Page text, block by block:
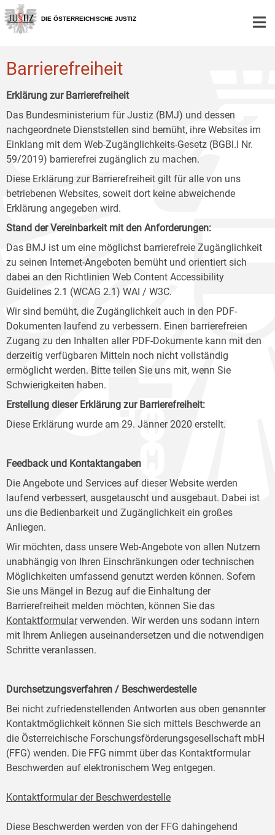
Zur
Hauptnavigation
[1]
Zum
Inhalt
[2]
Zum
Untermenü
[3]
DIE ÖSTERREICHISCHE JUSTIZ
Barrierefreiheit
Erklärung zur Barrierefreiheit
Das Bundesministerium für Justiz (BMJ) und dessen
nachgeordnete Dienststellen sind bemüht, ihre Websites im
Einklang mit dem Web-Zugänglichkeits-Gesetz (BGBl.I Nr.
59/2019) barrierefrei zugänglich zu machen.
Diese Erklärung zur Barrierefreiheit gilt für alle von uns
betriebenen Websites, soweit dort keine abweichende
Erklärung angegeben wird.
Stand der Vereinbarkeit mit den Anforderungen:
Das BMJ ist um eine möglichst barrierefreie Zugänglichkeit
zu seinen Internet-Angeboten bemüht und orientiert sich
dabei an den Richtlinien Web Content Accessibility
Guidelines 2.1 (WCAG 2.1) WAI / W3C.
Wir sind bemüht, die Zugänglichkeit auch in den PDF-
Dokumenten laufend zu verbessern. Einen barrierefreien
Zugang zu den Inhalten aller PDF-Dokumente kann mit den
derzeitig verfügbaren Mitteln noch nicht vollständig
ermöglicht werden. Bitte teilen Sie uns mit, wenn Sie
Schwierigkeiten haben.
Erstellung dieser Erklärung zur Barrierefreiheit:
Diese Erklärung wurde am 29. Jänner 2020 erstellt.
Feedback und Kontaktangaben
Die Angebote und Services auf dieser Website werden
laufend verbessert, ausgetauscht und ausgebaut. Dabei ist
uns die Bedienbarkeit und Zugänglichkeit ein großes
Anliegen.
Wir möchten, dass unsere Web-Angebote von allen Nutzern
unabhängig von Ihren Einschränkungen oder technischen
Möglichkeiten umfassend genutzt werden können. Sofern
Sie uns Mängel in Bezug auf die Einhaltung der
Barrierefreiheit melden möchten, können Sie das
Kontaktformularverwenden. Wir werden uns sodann intern
mit Ihrem Anliegen auseinandersetzen und die notwendigen
Schritte veranlassen.
Durchsetzungsverfahren / Beschwerdestelle
Bei nicht zufriedenstellenden Antworten aus oben genannter
Kontaktmöglichkeit können Sie sich mittels Beschwerde an
die Österreichische Forschungsförderungsgesellschaft mbH
(FFG) wenden. Die FFG nimmt über das Kontaktformular
Beschwerden auf elektronischem Weg entgegen.
Kontaktformular der Beschwerdestelle
Diese Beschwerden werden von der FFG dahingehend